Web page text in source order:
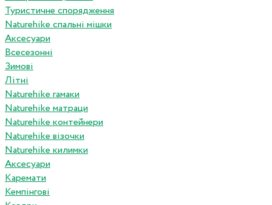
Туристичне спорядження
Naturehike спальні мішки
Аксесуари
Всесезонні
Зимові
Літні
Naturehike гамаки
Naturehike матраци
Naturehike контейнери
Naturehike візочки
Naturehike килимки
Аксесуари
Каремати
Кемпінгові